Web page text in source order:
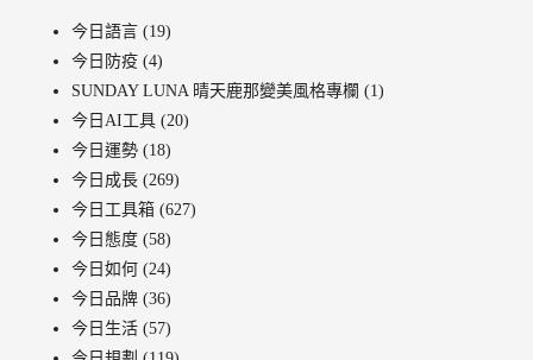
今日語言 (19)
今日防疫 (4)
SUNDAY LUNA 晴天鹿那變美風格專欄 (1)
今日AI工具 (20)
今日運勢 (18)
今日成長 (269)
今日工具箱 (627)
今日態度 (58)
今日如何 (24)
今日品牌 (36)
今日生活 (57)